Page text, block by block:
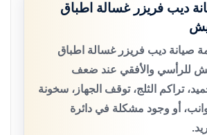
ديب فريزر غسالة اطباق
صيانة ديب فريزر غسالة اطباق
للرأسي والأفقي عند ضعف
تراكم الثلج، توقف الجهاز، سخونة
أو وجود مشكلة في دائرة